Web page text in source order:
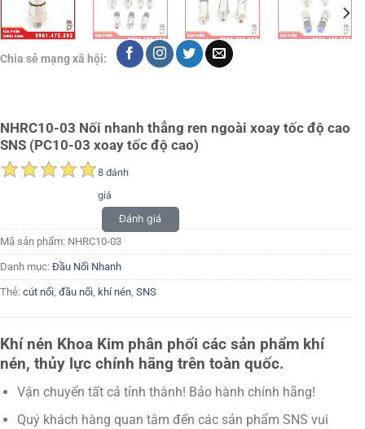
Chia sẻ mạng xã hội:
NHRC10-03 Nối nhanh thẳng ren ngoài xoay tốc độ cao
SNS (PC10-03 xoay tốc độ cao)
8 đánh
giá
Đánh giá
Mã sản phẩm: NHRC10-03
Danh mục: Đầu Nối Nhanh
Thẻ: cút nối, đầu nối, khí nén, SNS
Khí nén Khoa Kim phân phối các sản phẩm khí
nén, thủy lực chính hãng trên toàn quốc.
Vận chuyển tất cả tỉnh thành! Bảo hành chính hãng!
Quý khách hàng quan tâm đến các sản phẩm SNS vui